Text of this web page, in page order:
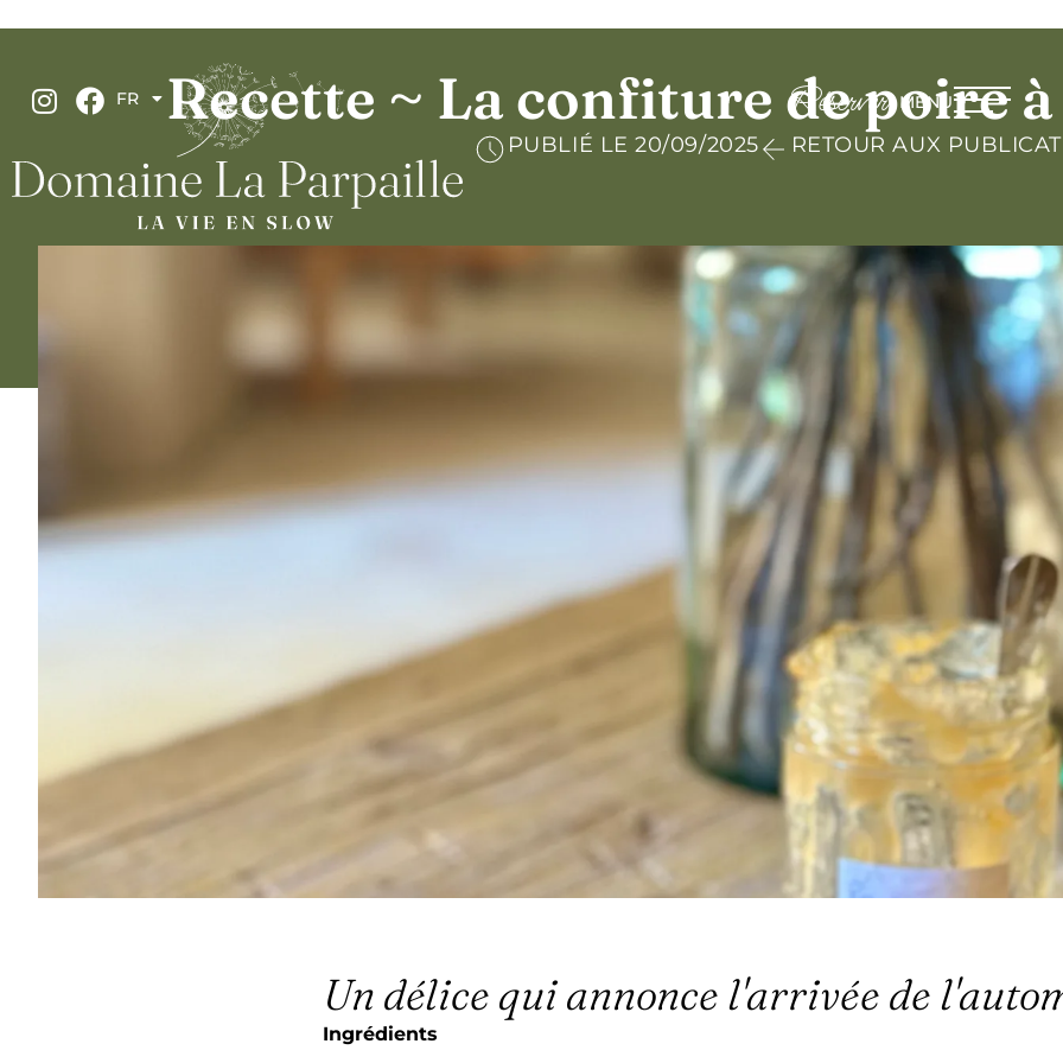
FR Réserver MENU
Recette ~ La confiture de poire
PUBLIÉ LE 20/09/2025 RETOUR AUX
Un délice qui annonce l'arrivée de
Ingrédients